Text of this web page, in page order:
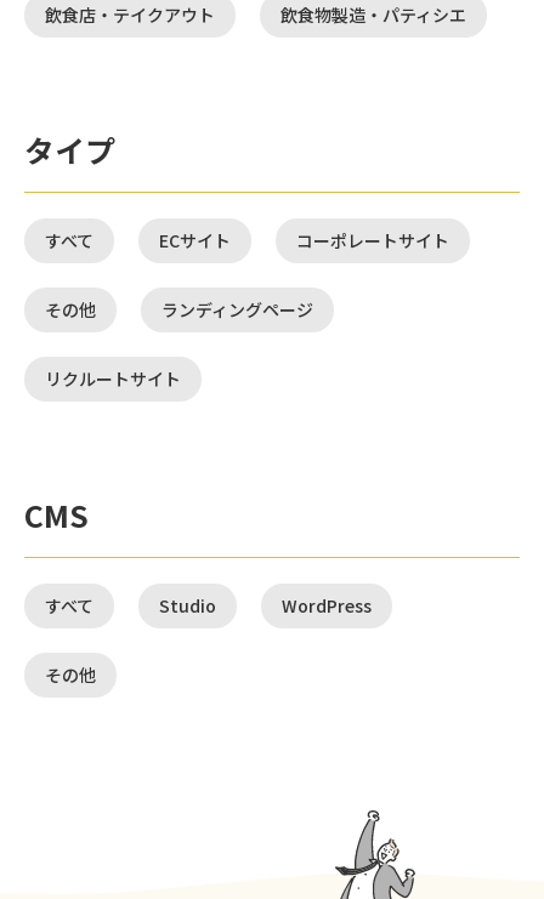
飲食店・テイクアウト 飲食物製造・パティシエ
タイプ
すべて ECサイト コーポレートサイト
その他 ランディングページ
リクルートサイト
CMS
すべて Studio WordPress
その他